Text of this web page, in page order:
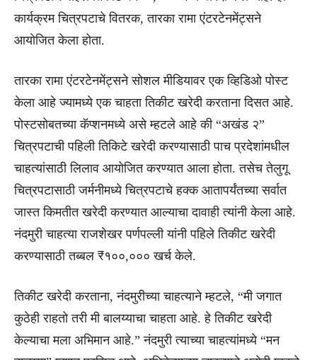
कार्यक्रम चित्रपटाचे वितरक, तारका रामा एंटरटेनमेंट्सने
आयोजित केला होता.
तारका रामा एंटरटेनमेंट्सने सोशल मीडियावर एक व्हिडिओ पोस्ट
केला आहे ज्यामध्ये एक चाहता तिकीट खरेदी करताना दिसत आहे.
पोस्टसोबतच्या कॅप्शनमध्ये असे म्हटले आहे की “अखंड २”
चित्रपटाची पहिली तिकिटे खरेदी करण्यासाठी पाच प्रदेशांमधील
चाहत्यांसाठी लिलाव आयोजित करण्यात आला होता. तसेच तेलुगू
चित्रपटासाठी जर्मनीमध्ये चित्रपटाचे हक्क आतापर्यंतच्या सर्वात
जास्त किमतीत खरेदी करण्यात आल्याचा दावाही त्यांनी केला आहे.
नंदमुरी चाहत्या राजशेखर पर्णपल्ली यांनी पहिले तिकीट खरेदी
करण्यासाठी तब्बल ₹१००,००० खर्च केले.
तिकीट खरेदी करताना, नंदमुरीच्या चाहत्याने म्हटले, “मी जगात
कुठेही राहतो तरी मी बालय्याचा चाहता आहे. हे तिकीट खरेदी
केल्याचा मला अभिमान आहे.” नंदमुरी त्याच्या चाहत्यांमध्ये “मन